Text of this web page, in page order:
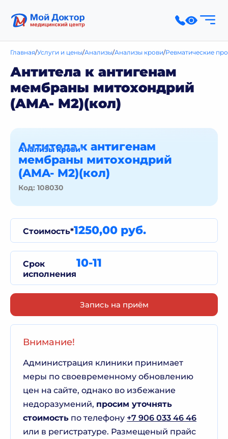
Главная Услуги и цены Анализы Анализы крови Ревматические
Антитела к антигенам
мембраны митохондрий
(AMA- M2)(кол)
Антитела к антигенам
мембраны митохондрий
(AMA- M2)(кол)
Код: 108030
Анализы крови
Стоимость*1250,00 руб.
Срок
исполнения
10-11
Запись на приём
Внимание!
Администрация клиники принимает
меры по своевременному обновлению
цен на сайте, однако во избежание
недоразумений, просим уточнять
стоимость по телефону +7 906 033 46 46
или в регистратуре. Размещеный прайс